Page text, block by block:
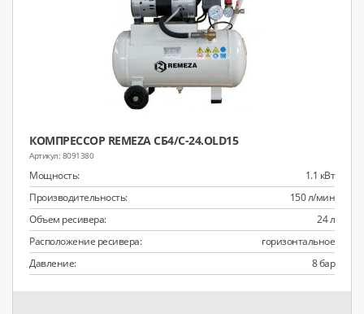
КОМПРЕССОР REMEZA СБ4/С-24.OLD15
8091380
Мощность:
1.1 кВт
Производительность:
150 л/мин
Объем ресивера:
24 л
Расположение ресивера:
горизонтальное
Давление:
8 бар